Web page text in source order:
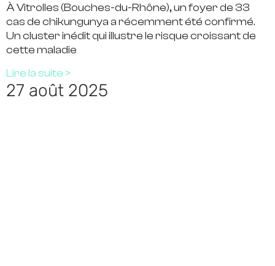
À Vitrolles (Bouches-du-Rhône), un foyer de 33
cas de chikungunya a récemment été confirmé.
Un cluster inédit qui illustre le risque croissant de
cette maladie
Lire la suite >
27 août 2025